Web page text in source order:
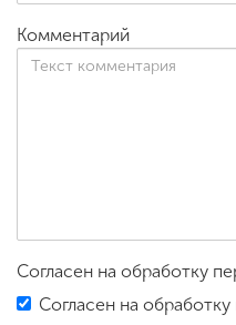
Комментарий
Согласен на обработку
Согласен на